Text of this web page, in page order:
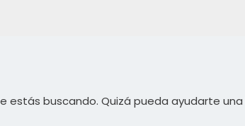
estás buscando. Quizá pueda ayudarte